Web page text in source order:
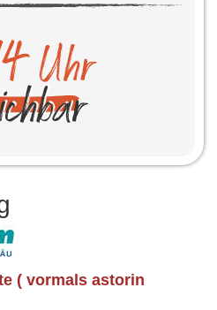
( vormals astorin